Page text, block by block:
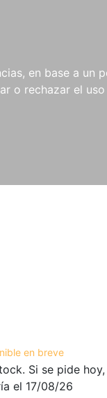
en base a un
o rechazar el
NOVEDADES
en breve
Si se pide
el 17/08/26